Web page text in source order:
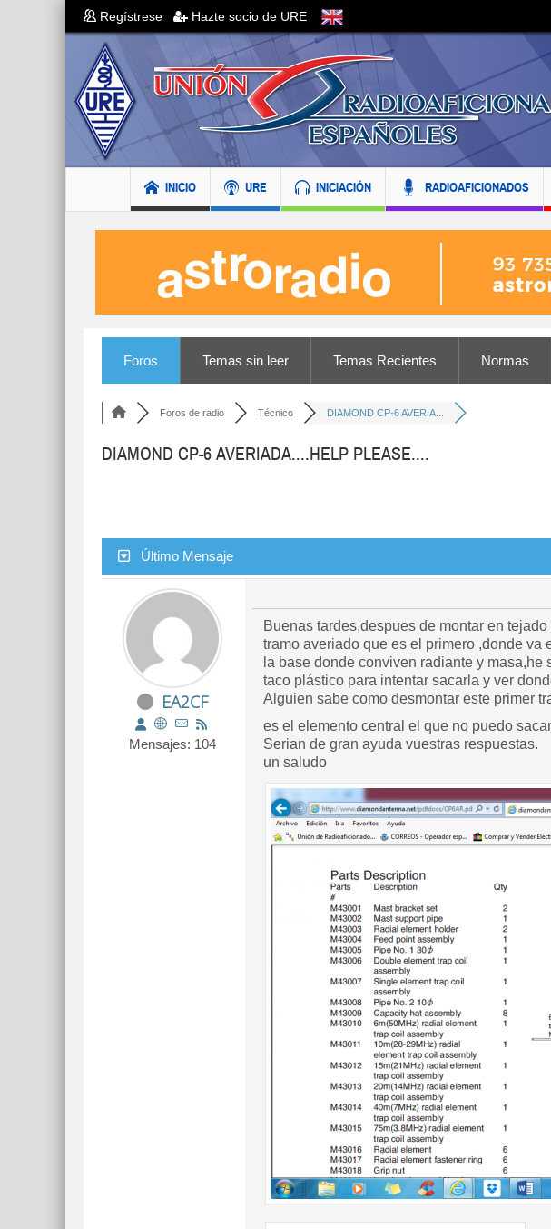
Regístrese Hazte socio de URE
INICIO URE INICIACIÓN RADIOAFICIONADOS
Foros Temas sin leer Temas Recientes Normas
Foros de radio Técnico DIAMOND CP-6 AVERIA...
DIAMOND CP-6 AVERIADA....HELP PLEASE....
Último Mensaje
EA2CF
Mensajes: 104
Buenas tardes,despues de montar en
tramo averiado que es el primero ,donde
la base donde conviven radiante y
taco plástico para intentar sacarla y ver
Alguien sabe como desmontar este primer
es el elemento central el que no puedo
Serian de gran ayuda vuestras respuestas.
un saludo